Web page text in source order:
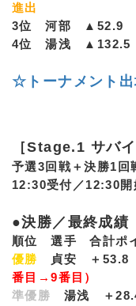
進出
3位 河部 ▲52.9
4位 湯浅 ▲132.5
☆トーナメント
［Stage.1 サバ
予選3回戦＋決勝1回
12:30受付／12:30開
●決勝／最終成績
順位 選手 合計ポ
優勝
貞安 ＋53.8
番目→9番目）
準優勝
湯浅 ＋